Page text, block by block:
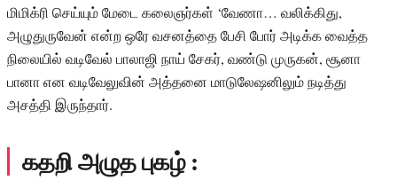
மிமிக்ரி செய்யும் மேடை கலைஞர்கள் ‘வேணா… வலிக்கிது,
அழுதுருவேன் என்ற ஒரே வசனத்தை பேசி போர் அடிக்க வைத்த
நிலையில் வடிவேல் பாலாஜி நாய் சேகர், வண்டு முருகன், சூனா
பானா என வடிவேலுவின் அத்தனை மாடுலேஷனிலும் நடித்து
அசத்தி இருந்தார்.
கதறி அழுத புகழ் :